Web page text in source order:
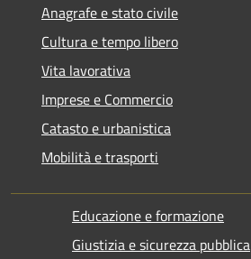
Anagrafe e stato civile
Cultura e tempo libero
Vita lavorativa
Imprese e Commercio
Catasto e urbanistica
Mobilità e trasporti
Educazione e formazione
Giustizia e sicurezza pubblica